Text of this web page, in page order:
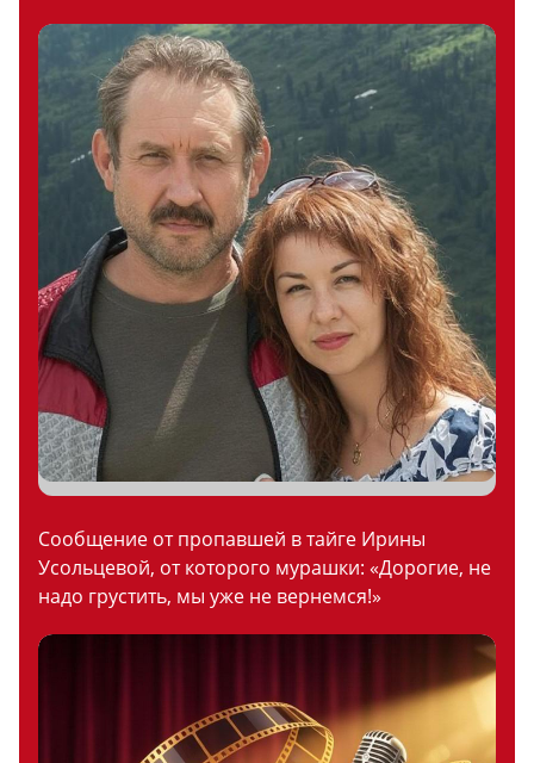
Сообщение от пропавшей в тайге Ирины
Усольцевой, от которого мурашки: «Дорогие, не
надо грустить, мы уже не вернемся!»